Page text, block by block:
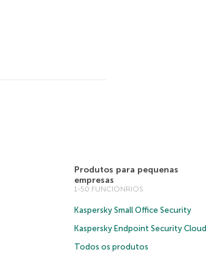
Produtos para pequenas
empresas
1-50 FUNCIONRIOS
Kaspersky Small Office Security
Kaspersky Endpoint Security Cloud
Todos os produtos